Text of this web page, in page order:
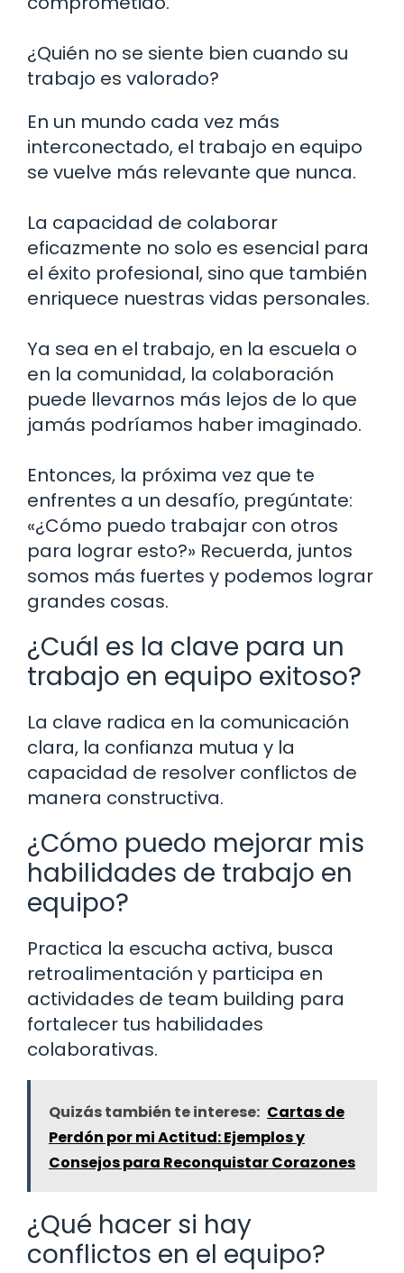
¿Quién no se siente bien cuando su
trabajo es valorado?
En un mundo cada vez más
interconectado, el trabajo en equipo
se vuelve más relevante que nunca.
La capacidad de colaborar
eficazmente no solo es esencial para
el éxito profesional, sino que también
enriquece nuestras vidas personales.
Ya sea en el trabajo, en la escuela o
en la comunidad, la colaboración
puede llevarnos más lejos de lo que
jamás podríamos haber imaginado.
Entonces, la próxima vez que te
enfrentes a un desafío, pregúntate:
«¿Cómo puedo trabajar con otros
para lograr esto?» Recuerda, juntos
somos más fuertes y podemos lograr
grandes cosas.
¿Cuál es la clave para un
trabajo en equipo exitoso?
La clave radica en la comunicación
clara, la confianza mutua y la
capacidad de resolver conflictos de
manera constructiva.
¿Cómo puedo mejorar mis
habilidades de trabajo en
equipo?
Practica la escucha activa, busca
retroalimentación y participa en
actividades de team building para
fortalecer tus habilidades
colaborativas.
Quizás también te interese: Cartas de
Perdón por mi Actitud: Ejemplos y
Consejos para Reconquistar Corazones
¿Qué hacer si hay
conflictos en el equipo?